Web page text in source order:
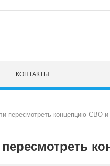
КОНТАКТЫ
пересмотреть концепцию СВО и